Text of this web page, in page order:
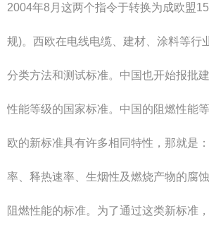
2004年8月这两个指令于转换为成欧盟
规)。西欧在电线电缆、建材、涂料等行
分类方法和测试标准。中国也开始报批
性能等级的国家标准。中国的阻燃性能
欧的新标准具有许多相同特性，那就是
率、释热速率、生烟性及燃烧产物的腐
阻燃性能的标准。为了通过这类新标准